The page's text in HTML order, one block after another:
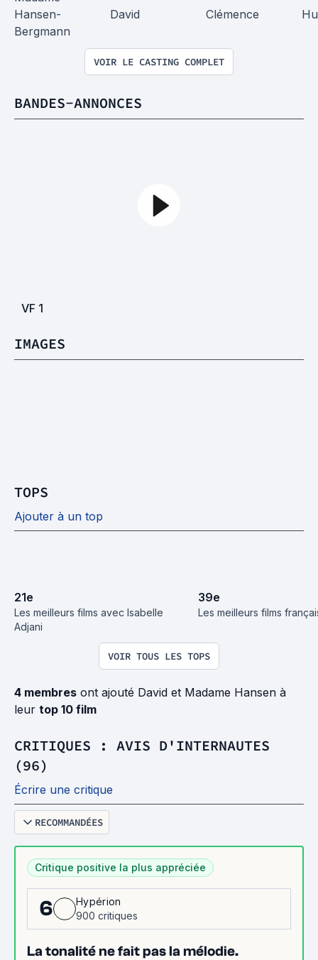
Hansen-
Bergmann
David
Clémence
VOIR LE CASTING COMPLET
BANDES-ANNONCES
VF 1
IMAGES
TOPS
Ajouter à un top
21e
Les meilleurs films avec Isabelle
Adjani
39e
Les meilleurs films
VOIR TOUS LES TOPS
4 membres ont ajouté David et Madame Hansen à
leur top 10 film
CRITIQUES : AVIS D'INTERNAUTES
(96)
Écrire une critique
RECOMMANDÉES
Critique positive la plus appréciée
6
Hypérion
900 critiques
La tonalité ne fait pas la mélodie.